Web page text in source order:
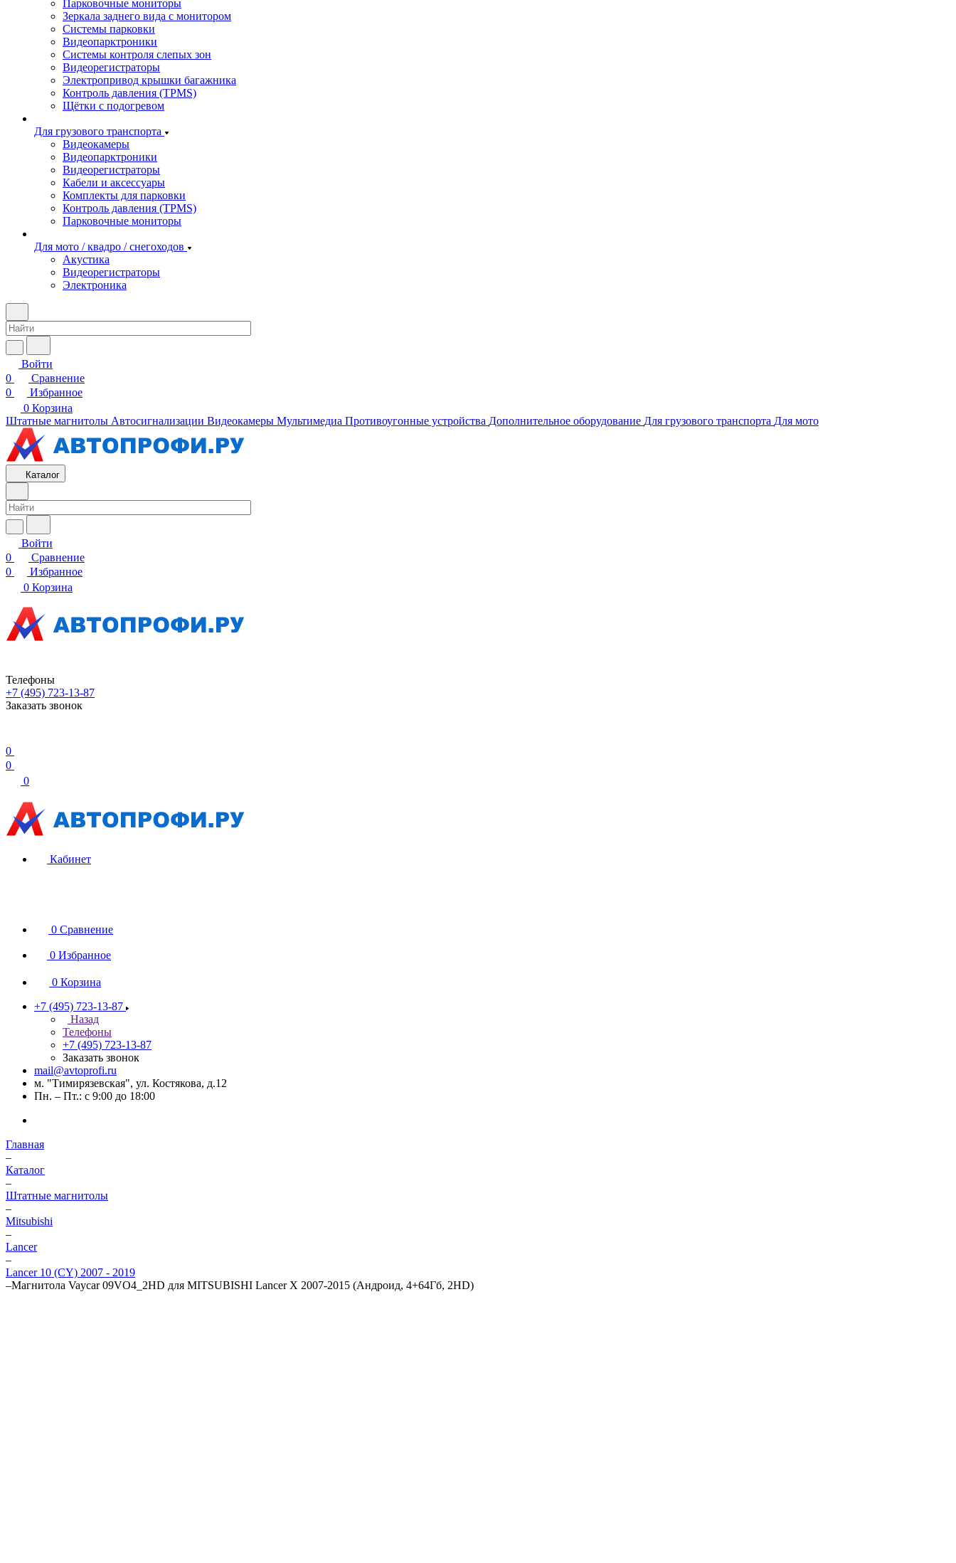
Парковочные мониторы
Зеркала заднего вида с монитором
Системы парковки
Видеопарктроники
Системы контроля слепых зон
Видеорегистраторы
Электропривод крышки багажника
Контроль давления (TPMS)
Щётки с подогревом
Для грузового транспорта
Видеокамеры
Видеопарктроники
Видеорегистраторы
Кабели и аксессуары
Комплекты для парковки
Контроль давления (TPMS)
Парковочные мониторы
Для мото / квадро / снегоходов
Акустика
Видеорегистраторы
Электроника
Войти
0
Сравнение
0
Избранное
0 Корзина
Штатные магнитолы Автосигнализации Видеокамеры Мультимедиа Противоугонные устройства Дополнительное оборудование Для грузового транспорта Для мото
Каталог
Войти
0
Сравнение
0
Избранное
0 Корзина
Телефоны
+7 (495) 723-13-87
Заказать звонок
0
0
0
Кабинет
0 Сравнение
0 Избранное
0 Корзина
+7 (495) 723-13-87
Назад
Телефоны
+7 (495) 723-13-87
Заказать звонок
mail@avtoprofi.ru
м. "Тимирязевская", ул. Костякова, д.12
Пн. – Пт.: с 9:00 до 18:00
Главная
–
Каталог
–
Штатные магнитолы
–
Mitsubishi
–
Lancer
–
Lancer 10 (CY) 2007 - 2019
–Магнитола Vaycar 09VO4_2HD для MITSUBISHI Lancer X 2007-2015 (Андроид, 4+64Гб, 2HD)